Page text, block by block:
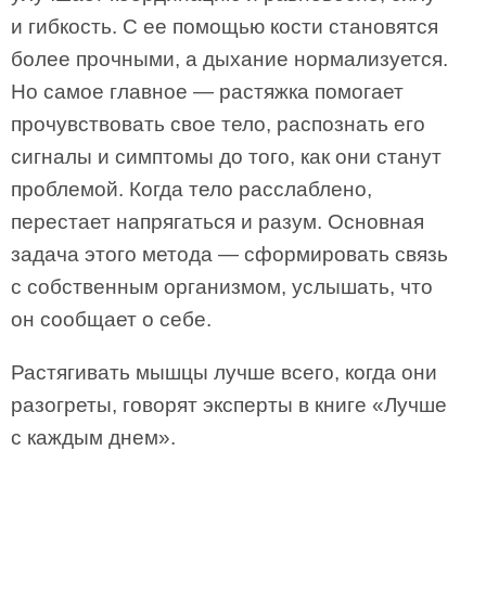
и гибкость. С ее помощью кости становятся
более прочными, а дыхание нормализуется.
Но самое главное — растяжка помогает
прочувствовать свое тело, распознать его
сигналы и симптомы до того, как они станут
проблемой. Когда тело расслаблено,
перестает напрягаться и разум. Основная
задача этого метода — сформировать связь
с собственным организмом, услышать, что
он сообщает о себе.
Растягивать мышцы лучше всего, когда они
разогреты, говорят эксперты в книге «Лучше
с каждым днем».